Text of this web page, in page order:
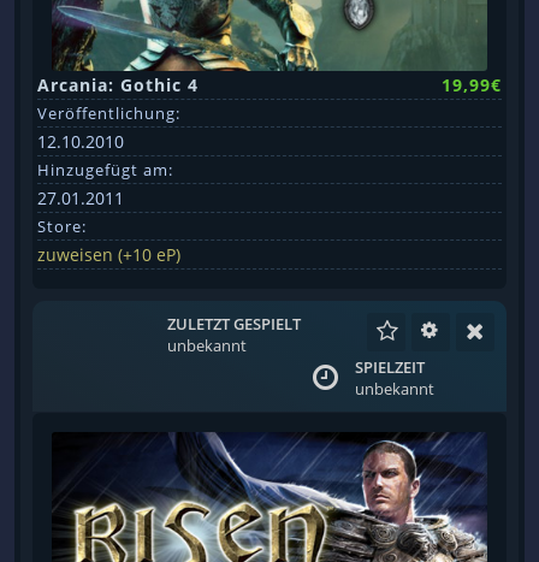
Arcania: Gothic 4 19,99€
Veröffentlichung:
12.10.2010
Hinzugefügt am:
27.01.2011
Store:
zuweisen (+10 eP)
ZULETZT GESPIELT
unbekannt
SPIELZEIT
unbekannt